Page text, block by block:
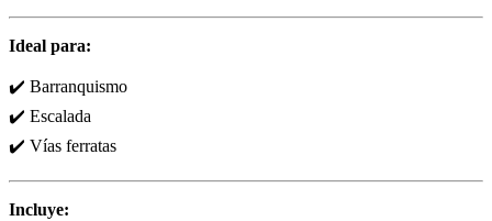
Ideal para:
✔️ Barranquismo
✔️ Escalada
✔️ Vías ferratas
Incluye: